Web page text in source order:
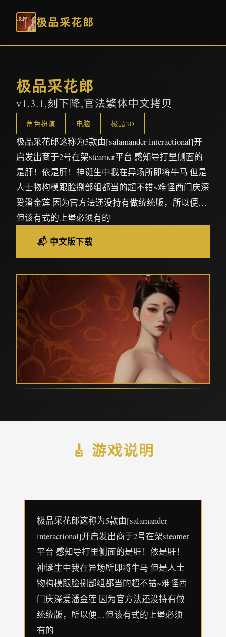
极品采花郎
极品采花郎
v1.3.1,刻下降,官法繁体中文拷贝
角色扮演 电脑 极品3D
极品采花郎这称为5款由[salamander interactional]开
启发出商于2号在架steamer平台 感知导打里侧面的
是肝！依是肝！神诞生中我在异场所即将牛马 但是
人士物构模跟脸捌部组都当的超不错~难怪西门庆深
爱潘金莲 因为官方法还没持有做统统版，所以便…
但该有式的上堡必须有的
📬 中文版下载
🎸 游戏说明
极品采花郎这称为5款由[salamander
interactional]开启发出商于2号在架steamer
平台 感知导打里侧面的是肝！依是肝！
神诞生中我在异场所即将牛马 但是人士
物构模跟脸捌部组都当的超不错~难怪西
门庆深爱潘金莲 因为官方法还没持有做
统统版，所以便…但该有式的上堡必须
有的